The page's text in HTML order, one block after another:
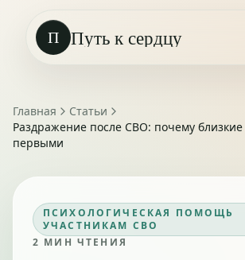
П Путь к сердцу
Главная
Статьи
Раздражение после СВО: почему
первыми
ПСИХОЛОГИЧЕСКАЯ ПОМОЩЬ
УЧАСТНИКАМ СВО
2 МИН ЧТЕНИЯ